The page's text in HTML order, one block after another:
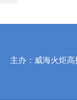
主办：威海火炬